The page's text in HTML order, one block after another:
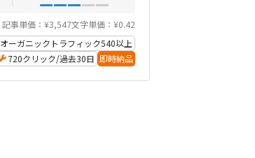
記事単価：¥3,547文字単価：¥0.42
オーガニックトラフィック540以上
720クリック/過去30日 即時納品